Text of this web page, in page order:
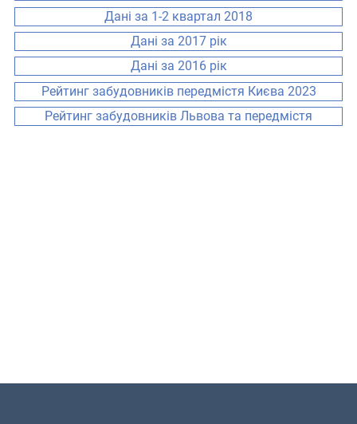
Дані за 1-2 квартал 2018
Дані за 2017 рік
Дані за 2016 рік
Рейтинг забудовників передмістя Києва 2023
Рейтинг забудовників Львова та передмістя